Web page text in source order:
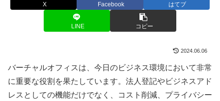
X Facebook はてブ
LINE コピー
2024.06.06
バーチャルオフィスは、今日のビジネス環境において非常
に重要な役割を果たしています。法人登記やビジネスアド
レスとしての機能だけでなく、コスト削減、プライバシー